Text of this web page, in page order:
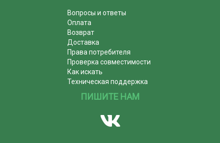
Вопросы и ответы
Оплата
Возврат
Доставка
Права потребителя
Проверка совместимости
Как искать
Техническая поддержка
ПИШИТЕ НАМ